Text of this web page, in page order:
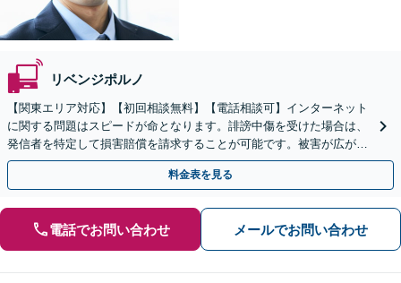
リベンジポルノ
【関東エリア対応】【初回相談無料】【電話相談可】インターネット
に関する問題はスピードが命となります。誹謗中傷を受けた場合は、
発信者を特定して損害賠償を請求することが可能です。被害が広がる
前にご相談ください。【土曜・夜間対応】
料金表を見る
電話でお問い合わせ メールでお問い合わせ